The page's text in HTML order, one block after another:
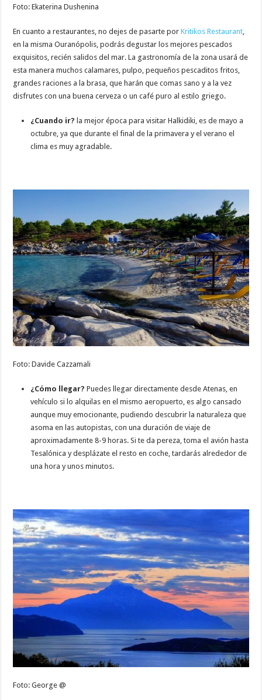
Foto: Ekaterina Dushenina
En cuanto a restaurantes, no dejes de pasarte porKritikos Restaurant
en la misma Ouranópolis, podrás degustar los mejores pescados
exquisitos, recién salidos del mar. La gastronomía de la zona usará de
esta manera muchos calamares, pulpo, pequeños pescaditos fritos,
grandes raciones a la brasa, que harán que comas sano y a la vez
disfrutes con una buena cerveza o un café puro al estilo griego.
¿Cuando ir? la mejor época para visitar Halkidiki, es de mayo a
octubre, ya que durante el final de la primavera y el verano el
clima es muy agradable.
Foto: Davide Cazzamali
¿Cómo llegar?Puedes llegar directamente desde Atenas, en
vehículo si lo alquilas en el mismo aeropuerto, es algo cansado
aunque muy emocionante, pudiendo descubrir la naturaleza que
asoma en las autopistas, con una duración de viaje de
aproximadamente 8-9 horas. Si te da pereza, toma el avión hasta
Tesalónica y desplázate el resto en coche, tardarás alrededor de
una hora y unos minutos.
Foto: George @